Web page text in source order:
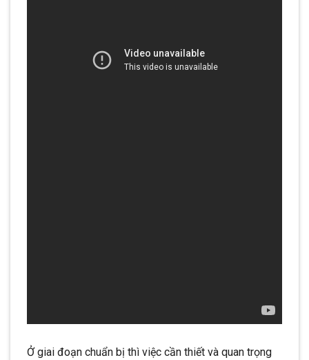
Ở giai đoạn chuẩn bị thì việc cần thiết và quan trọng